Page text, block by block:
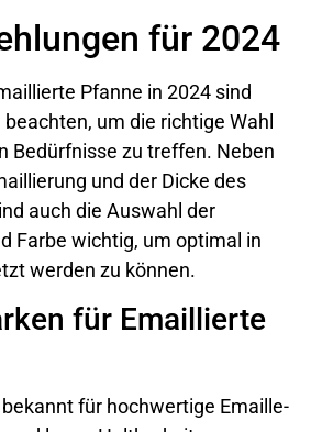
für 2024
Pfanne in 2024 sind
um die richtige Wahl
Bedürfnisse zu treffen. Neben
und der Dicke des
auch die Auswahl der
Farbe wichtig, um optimal in
werden zu können.
für Emaillierte
für hochwertige Emaille-